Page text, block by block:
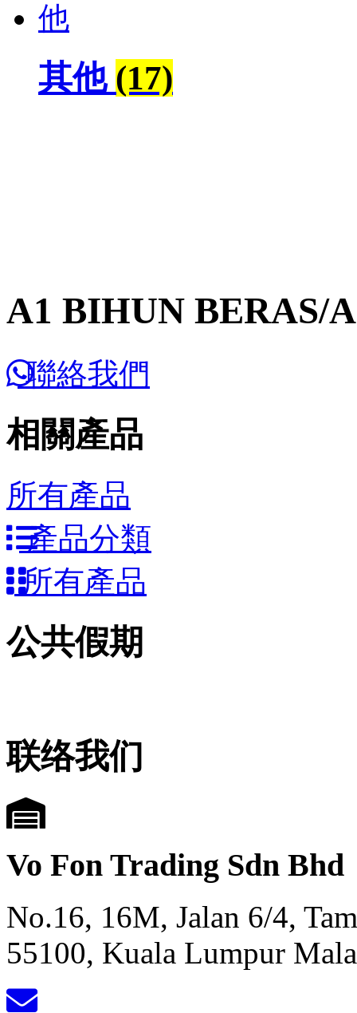
其他 (17)
A1 BIHUN BERAS/
聯絡我們
相關產品
所有產品
產品分類
所有產品
公共假期
联络我们
Vo Fon Trading Sdn Bhd
No.16, 16M, Jalan 6/4,
55100, Kuala Lumpur